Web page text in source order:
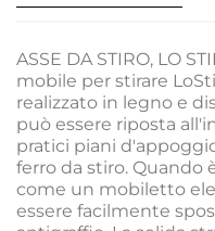
ASSE DA STIRO, LO
mobile per stirare
realizzato in legno e
può essere riposta
pratici piani
ferro da stiro. Quando
come un mobiletto
essere facilmente